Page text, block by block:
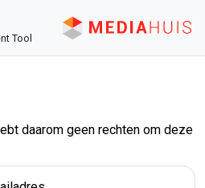
Tool
daarom geen rechten om deze